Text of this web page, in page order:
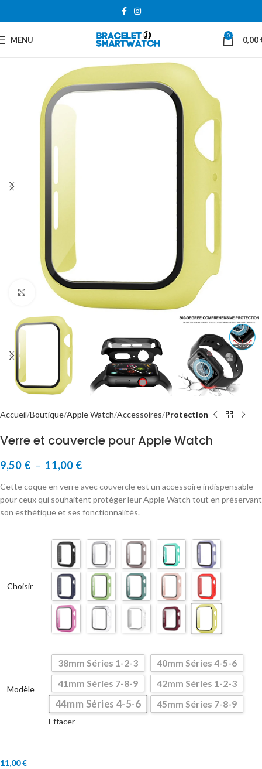
MENU 0 0,00
Cliquer pour agrandir
Accueil Boutique Apple Watch Accessoires Protection
Verre et couvercle pour Apple Watch
9,50 € – 11,00 €
Cette coque en verre avec couvercle est un accessoire indispensable
pour ceux qui souhaitent protéger leur Apple Watch tout en préservant
son esthétique et ses fonctionnalités.
Choisir
Modèle
38mm Séries 1-2-3
40mm Séries 4-5-6
41mm Séries 7-8-9
42mm Séries 1-2-3
44mm Séries 4-5-6 45mm Séries 7-8-9
Effacer
11,00€